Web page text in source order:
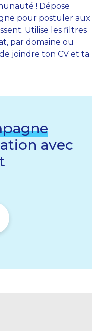
! Dépose
pour postuler aux
Utilise les filtres
par domaine ou
joindre ton CV et ta
avec